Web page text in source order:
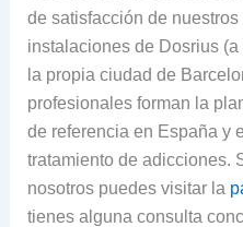
de satisfacción de
instalaciones de Dosrius
la propia ciudad de
profesionales forman la
de referencia en España y
tratamiento de adicciones.
nosotros puedes visitar la
tienes alguna consulta